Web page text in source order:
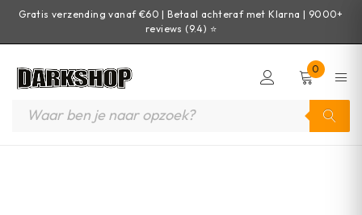
Gratis verzending vanaf €60 | Betaal achteraf met Klarna | 9000+
reviews (9.4) ⭐
0